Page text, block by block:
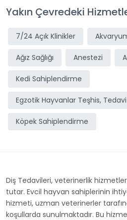
Yakın Çevredeki
7/24 Açık Klinikler
Ağız Sağlığı Anestezi
Kedi Sahiplendirme
Egzotik Hayvanlar Teşhis,
Köpek Sahiplendirme
Diş Tedavileri, veterinerlik
tutar. Evcil hayvan sahiplerinin
hizmeti, uzman veterinerler
koşullarda sunulmaktadır. Bu